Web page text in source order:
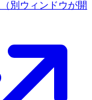
（別ウィンドウが開